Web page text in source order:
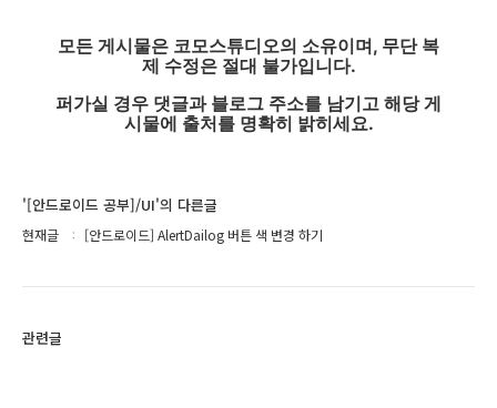
모든 게시물은 코모스튜디오의 소유이며, 무단 복
제 수정은 절대 불가입니다.
퍼가실 경우 댓글과 블로그 주소를 남기고 해당 게
시물에 출처를 명확히 밝히세요.
'[안드로이드 공부]/UI'의 다른글
현재글 [안드로이드] AlertDailog 버튼 색 변경 하기
관련글